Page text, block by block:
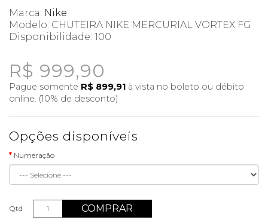
Marca: Nike
Modelo: CHUTEIRA NIKE MERCURIAL VORTEX FG
Disponibilidade: 100
R$ 999,90
Pague somente R$ 899,91 à vista no boleto ou débito
online. (10% de desconto)
Opções disponíveis
Numeração
Qtd COMPRAR